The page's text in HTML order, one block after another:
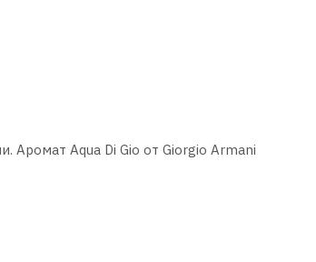
Aqua Di Gio oт Giorgio Armani